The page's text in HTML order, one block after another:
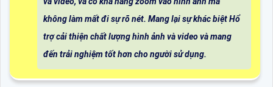
không làm mất đi sự rõ nét. Mang lại sự khác biệt Hổ
trợ cải thiện chất lượng hình ảnh và video và mang
đến trải nghiệm tốt hơn cho người sử dụng.